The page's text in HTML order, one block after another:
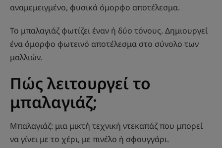
αναμεμειγμένο, φυσικά όμορφο αποτέλεσμα.
Το μπαλαγιάζ φωτίζει έναν ή δύο τόνους. Δημιουργεί
ένα όμορφο φωτεινό αποτέλεσμα στο σύνολο των
μαλλιών.
Πώς λειτουργεί το
μπαλαγιάζ;
Μπαλαγιάζ: μια μικτή τεχνική ντεκαπάζ που μπορεί
να γίνει με το χέρι, με πινέλο ή σφουγγάρι.